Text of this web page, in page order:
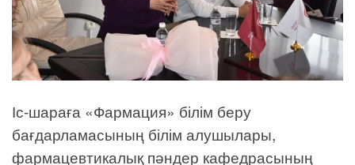
Іс-шараға «Фармация» білім беру
бағдарламасының білім алушылары,
фармацевтикалық пәндер кафедрасының